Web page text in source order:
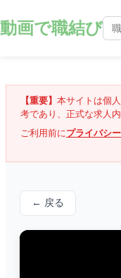
動画で職結び
【重要】 本サイトは個
考であり、正式な求人
ご利用前にプライバシ
← 戻る